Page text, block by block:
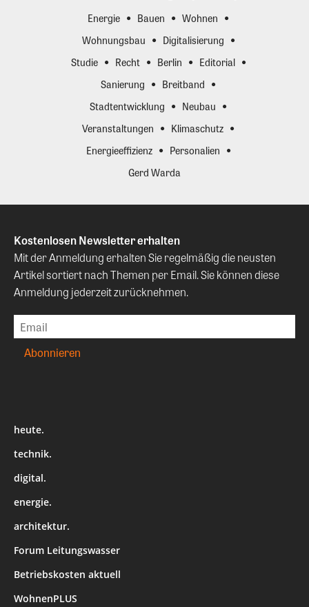
Energie Bauen
Wohnen
Wohnungsbau
Digitalisierung
Studie
Recht Berlin
Editorial
Sanierung
Breitband
Stadtentwicklung
Neubau
Veranstaltungen
Klimaschutz
Energieeffizienz
Personalien
Gerd Warda
Kostenlosen Newsletter erhalten
Mit der Anmeldung erhalten Sie regelmäßig die neusten
Artikel sortiert nach Themen per Email. Sie können diese
Anmeldung jederzeit zurücknehmen.
heute.
technik.
digital.
energie.
architektur.
Forum Leitungswasser
Betriebskosten aktuell
WohnenPLUS